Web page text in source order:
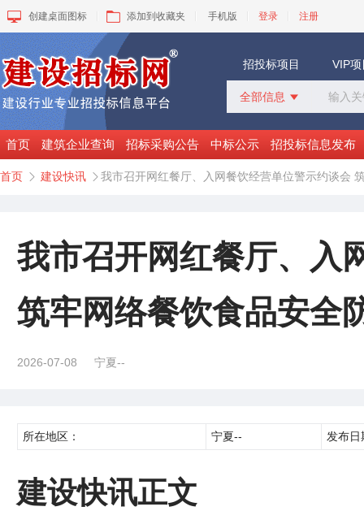
创建桌面图标 添加到收藏夹 手机版 登录 注册
招投标项目 VIP
全部信息 
招标采购
中标公示
变更公告
询价采购
谈判采购
首页 建筑企业查询 招标采购公告 中标公示 招投标信息发布
首页  建设快讯  我市召开网红餐厅、入网餐饮经营单位警示约谈会
我市召开网红餐厅、入
筑牢网络餐饮食品安全
2026-07-08 宁夏--
所在地区： 宁夏-- 发布日
建设快讯正文